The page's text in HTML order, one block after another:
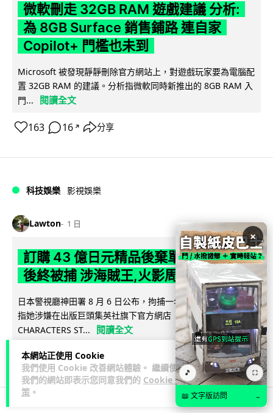
本網站正使用 Cookie
我們使用 Cookie 改善網站體驗。 繼續使用
我們的網站即表示您同意我們的 Cookie 政
策 。
微軟刪走 32GB RAM 遊戲建議 分析:
為 8GB Surface 銷售鋪路 連自家
Copilot+ 門檻也未到
Microsoft 被發現靜靜刪除官方網站上，對遊戲玩家要為電腦配
置 32GB RAM 的建議。分析指微軟同時新推出的 8GB RAM 入
門...
閱讀全文
163 16 ↗ 分享
科技娛樂 影視娛樂
Lawton 1 日
訂購 43 億日元精品後棄單 大阪女 2 年
後終被捕 涉海賊王,火影周邊產品
日本警視廳神田署 8 月 6 日公布，拘捕一名 32 歲大阪女子，
指她涉嫌在出版巨頭集英社旗下官方網店「JUMP
CHARACTERS ST...
閱讀全文
75 9↗ 分享
×
🎵 ⛶
📖 文字版訪問 →